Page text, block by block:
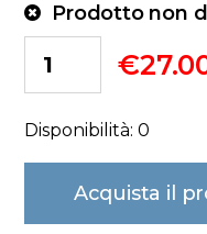
Prodotto non
€
Disponibilità: 0
Acquista il